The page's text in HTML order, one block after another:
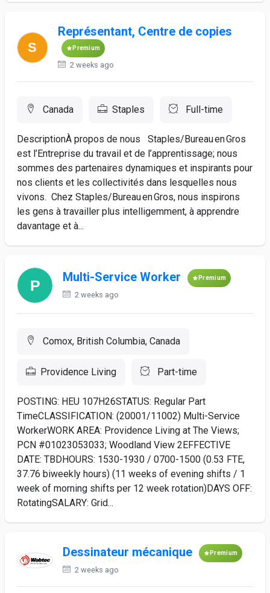
Représentant, Centre de copies
Premium
2 weeks ago
Canada Staples Full-time
DescriptionÀ propos de nous Staples/Bureau en Gros
est l’Entreprise du travail et de l’apprentissage; nous
sommes des partenaires dynamiques et inspirants pour
nos clients et les collectivités dans lesquelles nous
vivons. Chez Staples/Bureau en Gros, nous inspirons
les gens à travailler plus intelligemment, à apprendre
davantage et à...
Multi-Service Worker Premium
2 weeks ago
Comox, British Columbia, Canada
Providence Living Part-time
POSTING: HEU 107H26STATUS: Regular Part
TimeCLASSIFICATION: (20001/11002) Multi-Service
WorkerWORK AREA: Providence Living at The Views;
PCN #01023053033; Woodland View 2EFFECTIVE
DATE: TBDHOURS: 1530-1930 / 0700-1500 (0.53 FTE,
37.76 biweekly hours) (11 weeks of evening shifts / 1
week of morning shifts per 12 week rotation)DAYS OFF:
RotatingSALARY: Grid...
Dessinateur mécanique Premium
2 weeks ago